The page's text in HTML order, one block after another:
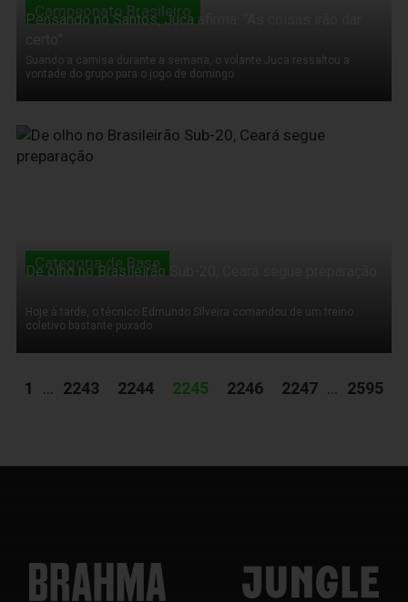
Campeonato Brasileiro
Pensando no Santos, Juca afirma: “As coisas irão dar
Suando a camisa durante a semana, o volante Juca ressaltou a
vontade do grupo para o jogo de domingo
11 de Novembro de 2011
Categoria de Base
De olho no Brasileirão Sub-20, Ceará segue preparação
Hoje à tarde, o técnico Edmundo Silveira comandou de um treino
coletivo bastante puxado
1 ... 2243 2244 2245 2246 2247 ... 2595